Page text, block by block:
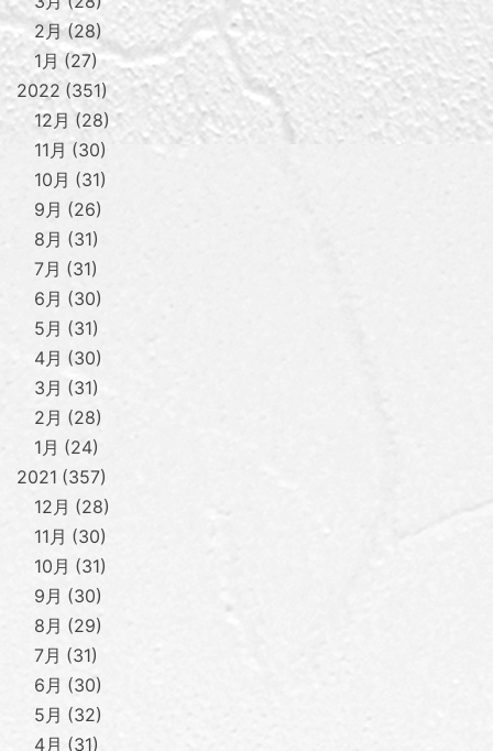
2月 28
1月
27
2022 351
12月
28
11月
30
10月
31
9月
26
8月
31
7月
31
6月
30
5月
31
4月
30
3月
31
2月
28
1月
24
2021 357
12月
28
11月
30
10月
31
9月
30
8月
29
7月
31
6月
30
5月
32
4月
31